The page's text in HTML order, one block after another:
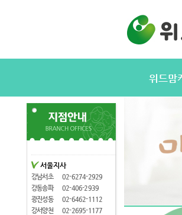
위드맘
서울지사
강남서초
02-6274-2929
강동송파
02-406-2939
광진성동
02-6462-1112
강서양천
02-2695-1177